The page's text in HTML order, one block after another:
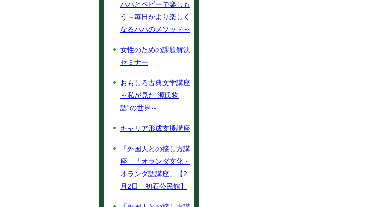
パパとベビーで楽しも
う～毎日がより楽しく
なるパパのメソッド～
女性のための課題解決
セミナー
おもしろ古典文学講座
～私が見た"源氏物
語”の世界～
キャリア形成支援講座
「外国人との接し方講
座」「オランダ文化・
オランダ語講座」【2
月2日 初石公民館】